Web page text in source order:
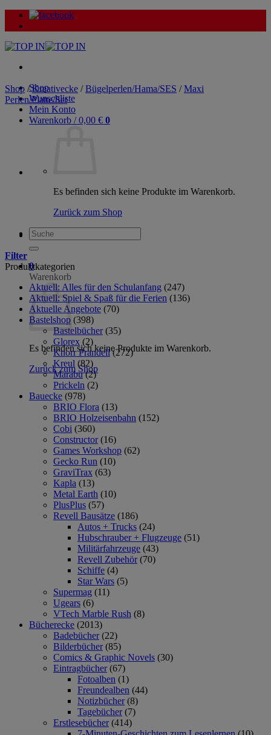
Zum
Inhalt
Shop
Wunschliste
Mein Konto
Warenkorb /0,00 € 0
Es befinden sich keine Produkte im Warenkorb.
Zurück zum Shop
Suche
nach:
0
Warenkorb
Es befinden sich keine Produkte im Warenkorb.
Zurück zum Shop
Shop / Kreativecke / Bügelperlen/Hama/SES / Maxi
Perlen/Platte/Set
Filter
Produktkategorien
Aktuell: Alles für den Schulanfang (247)
Aktuell: Spiel & Spaß für die Ferien (136)
Aktuelle Angebote (70)
Bastelshop (398)
Bastelbücher (35)
Glorex (2)
Knorr Prandell (272)
Kreul (82)
Marabu (2)
Prickeln (2)
Bauecke (978)
BRIO Flora (13)
BRIO Holzeisenbahn (152)
Cobi (360)
Constructor (16)
Games Workshop (62)
Gecko Run (10)
GraviTrax (63)
Kapla (13)
Metal Earth (10)
PlusPlus (57)
Revell Bausätze (186)
Autos + Trucks (24)
Hubschrauber + Flugzeuge (51)
Militärfahrzeuge (43)
Revell Zubehör (70)
Schiffe (4)
Star Wars (5)
Supermag (11)
Ugears (6)
VTech Marble Rush (8)
Bücherecke (2013)
Badebücher (22)
Bilderbücher (85)
Comics & Graphic Novels (30)
Eintragbücher (67)
Fotoalben (1)
Freundealben (44)
Notizbücher (8)
Tagebücher (7)
Erstlesebücher (414)